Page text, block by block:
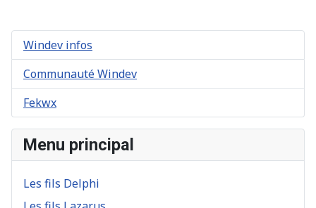
Windev infos
Communauté Windev
Fekwx
Menu principal
Les fils Delphi